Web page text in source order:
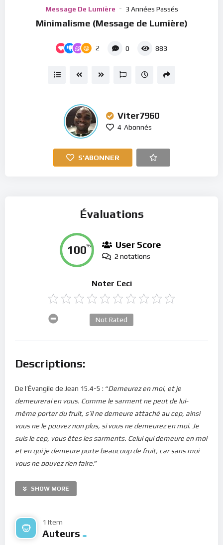
Message De Lumière 3 Années Passés
Minimalisme (Message de Lumière)
2 0 883
Viter7960
4 Abonnés
S'ABONNER
Évaluations
100% User Score
2 notations
Noter Ceci
Not Rated
Descriptions:
De l’Évangile de Jean 15.4-5 : “Demeurez en moi, et je
demeurerai en vous. Comme le sarment ne peut de lui-
même porter du fruit, s’il ne demeure attaché au cep, ainsi
vous ne le pouvez non plus, si vous ne demeurez en moi. Je
suis le cep, vous êtes les sarments. Celui qui demeure en moi
et en qui je demeure porte beaucoup de fruit, car sans moi
vous ne pouvez rien faire.”
Dans cet Univers, tout est lié. Chaque créature est un magnon
de ce vaste Tout qui est Dieu. Saint-Paul apôtre dira : “[…]
corps en Christ, et nous sommes tous membres les uns des
autres.
” (Romains 12.5). Le monde est ce qu’il est parce que
SHOW MORE
1 Item
Auteurs